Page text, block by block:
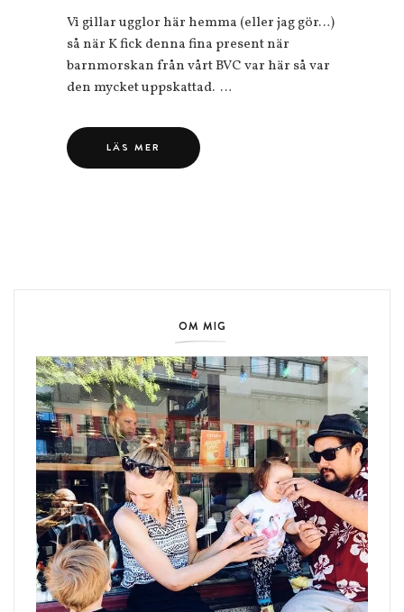
Vi gillar ugglor här hemma (eller jag gör…)
så när K fick denna fina present när
barnmorskan från vårt BVC var här så var
den mycket uppskattad. …
LÄS MER
OM MIG